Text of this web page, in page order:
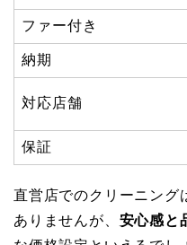
ファー付き
納期
対応店舗
保証
直営店でのクリーニング
ありませんが、 安心感と